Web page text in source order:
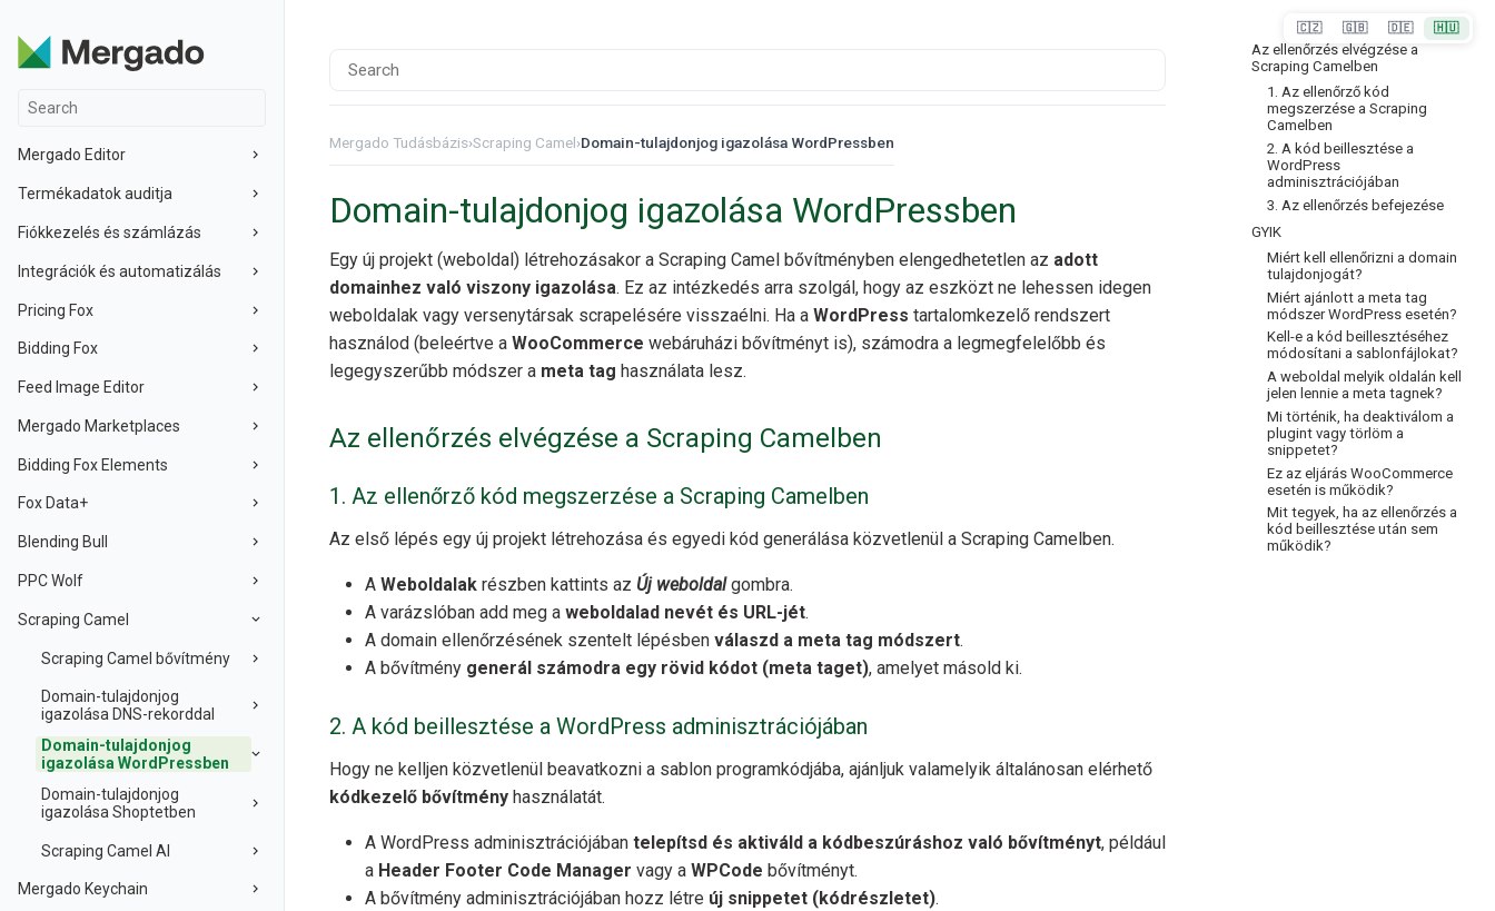
Mergado Editor
Termékadatok auditja
Fiókkezelés és számlázás
Integrációk és automatizálás
Pricing Fox
Bidding Fox
Feed Image Editor
Mergado Marketplaces
Bidding Fox Elements
Fox Data+
Blending Bull
PPC Wolf
Scraping Camel
Scraping Camel bővítmény
Domain-tulajdonjog
igazolása DNS-rekorddal
Domain-tulajdonjog
igazolása WordPressben
Domain-tulajdonjog
igazolása Shoptetben
Scraping Camel AI
Mergado Keychain
Mergado Tudásbázis›Scraping Camel›Domain-tulajdonjog igazolása WordPressben
Domain-tulajdonjog igazolása WordPressben
Egy új projekt (weboldal) létrehozásakor a Scraping Camel bővítményben elengedhetetlen az adott
domainhez való viszony igazolása. Ez az intézkedés arra szolgál, hogy az eszközt ne lehessen idegen
weboldalak vagy versenytársak scrapelésére visszaélni. Ha a WordPress tartalomkezelő rendszert
használod (beleértve a WooCommerce webáruházi bővítményt is), számodra a legmegfelelőbb és
legegyszerűbb módszer a meta tag használata lesz.
Az ellenőrzés elvégzése a Scraping Camelben
1. Az ellenőrző kód megszerzése a Scraping Camelben
Az első lépés egy új projekt létrehozása és egyedi kód generálása közvetlenül a Scraping Camelben.
A Weboldalak részben kattints az Új weboldalgombra.
A varázslóban add meg a weboldalad nevét és URL-jét.
A domain ellenőrzésének szentelt lépésben válaszd a meta tag módszert.
A bővítmény generál számodra egy rövid kódot (meta taget), amelyet másold ki.
2. A kód beillesztése a WordPress adminisztrációjában
Hogy ne kelljen közvetlenül beavatkozni a sablon programkódjába, ajánljuk valamelyik általánosan elérhető
kódkezelő bővítmény használatát.
A WordPress adminisztrációjában telepítsd és aktiváld a kódbeszúráshoz való bővítményt, például
a Header Footer Code Manager vagy a WPCode bővítményt.
A bővítmény adminisztrációjában hozz létre új snippetet (kódrészletet).
Az ellenőrzés elvégzése a
Scraping Camelben
1. Az ellenőrző kód
megszerzése a Scraping
Camelben
2. A kód beillesztése a
WordPress
adminisztrációjában
3. Az ellenőrzés befejezése
GYIK
Miért kell ellenőrizni a domain
tulajdonjogát?
Miért ajánlott a meta tag
módszer WordPress esetén?
Kell-e a kód beillesztéséhez
módosítani a sablonfájlokat?
A weboldal melyik oldalán kell
jelen lennie a meta tagnek?
Mi történik, ha deaktiválom a
plugint vagy törlöm a
snippetet?
Ez az eljárás WooCommerce
esetén is működik?
Mit tegyek, ha az ellenőrzés a
kód beillesztése után sem
működik?
🇨🇿 🇬🇧 🇩🇪 🇭🇺